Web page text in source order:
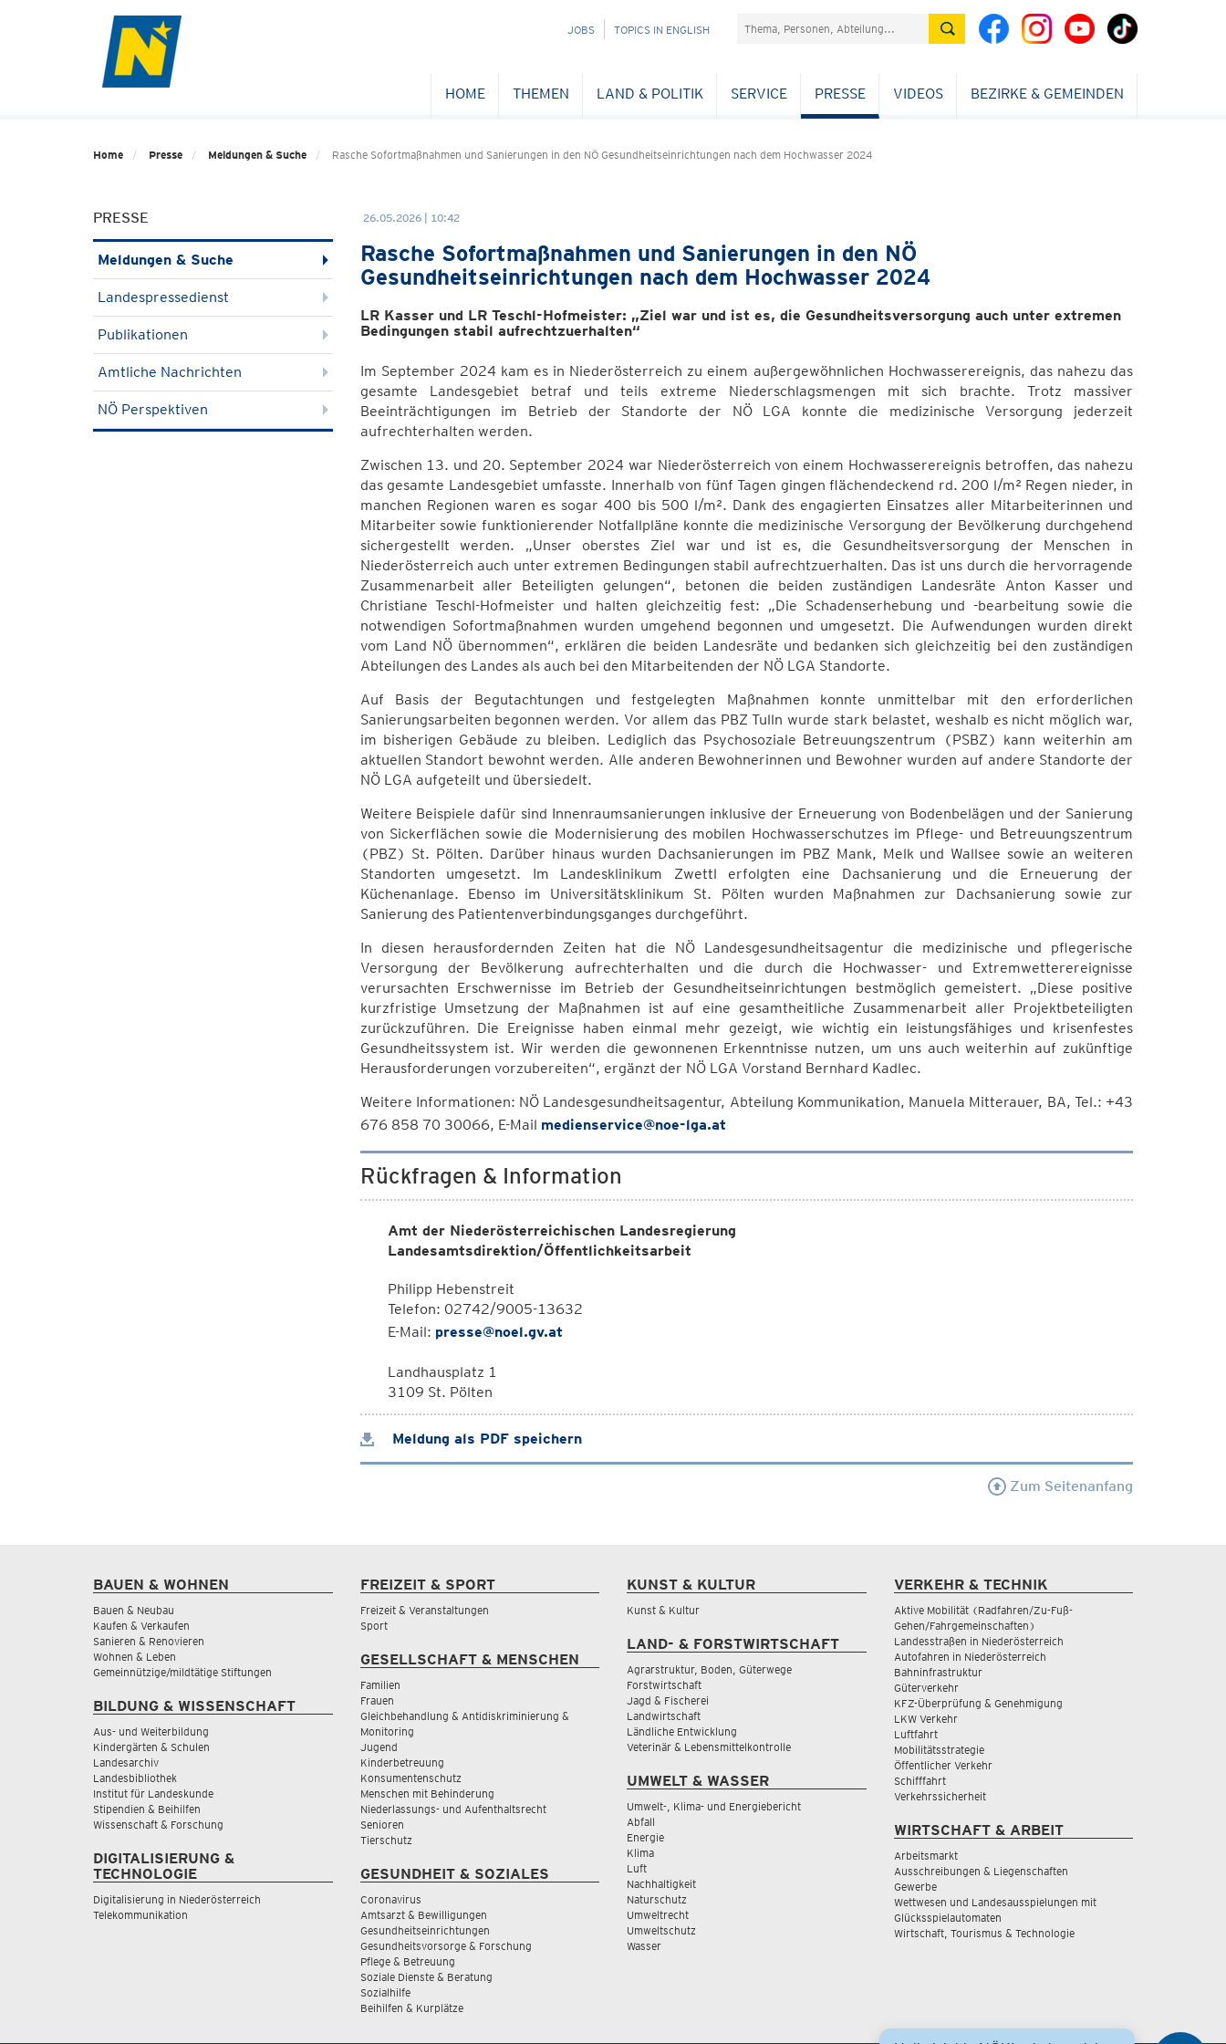
NAVIGATION
JOBS TOPICS IN ENGLISH Suchefeld
HOME THEMEN LAND & POLITIK SERVICE PRESSE VIDEOS BEZIRKE & GEMEINDEN
Home Presse Meldungen & Suche Rasche Sofortmaßnahmen und Sanierungen in den NÖ Gesundheitseinrichtungen nach dem Hochwasser 2024
PRESSE
Meldungen & Suche
Landespressedienst
Publikationen
Amtliche Nachrichten
NÖ Perspektiven
26.05.2026 | 10:42
Rasche Sofortmaßnahmen und Sanierungen in den NÖ
Gesundheitseinrichtungen nach dem Hochwasser 2024
LR Kasser und LR Teschl-Hofmeister: „Ziel war und ist es, die Gesundheitsversorgung auch unter extremen
Bedingungen stabil aufrechtzuerhalten“
Im September 2024 kam es in Niederösterreich zu einem außergewöhnlichen Hochwasserereignis, das nahezu das
gesamte Landesgebiet betraf und teils extreme Niederschlagsmengen mit sich brachte. Trotz massiver
Beeinträchtigungen im Betrieb der Standorte der NÖ LGA konnte die medizinische Versorgung jederzeit
aufrechterhalten werden.
Zwischen 13. und 20. September 2024 war Niederösterreich von einem Hochwasserereignis betroffen, das nahezu
das gesamte Landesgebiet umfasste. Innerhalb von fünf Tagen gingen flächendeckend rd. 200 l/m² Regen nieder, in
manchen Regionen waren es sogar 400 bis 500 l/m². Dank des engagierten Einsatzes aller Mitarbeiterinnen und
Mitarbeiter sowie funktionierender Notfallpläne konnte die medizinische Versorgung der Bevölkerung durchgehend
sichergestellt werden. „Unser oberstes Ziel war und ist es, die Gesundheitsversorgung der Menschen in
Niederösterreich auch unter extremen Bedingungen stabil aufrechtzuerhalten. Das ist uns durch die hervorragende
Zusammenarbeit aller Beteiligten gelungen“, betonen die beiden zuständigen Landesräte Anton Kasser und
Christiane Teschl-Hofmeister und halten gleichzeitig fest: „Die Schadenserhebung und -bearbeitung sowie die
notwendigen Sofortmaßnahmen wurden umgehend begonnen und umgesetzt. Die Aufwendungen wurden direkt
vom Land NÖ übernommen“, erklären die beiden Landesräte und bedanken sich gleichzeitig bei den zuständigen
Abteilungen des Landes als auch bei den Mitarbeitenden der NÖ LGA Standorte.
Auf Basis der Begutachtungen und festgelegten Maßnahmen konnte unmittelbar mit den erforderlichen
Sanierungsarbeiten begonnen werden. Vor allem das PBZ Tulln wurde stark belastet, weshalb es nicht möglich war,
im bisherigen Gebäude zu bleiben. Lediglich das Psychosoziale Betreuungszentrum (PSBZ) kann weiterhin am
aktuellen Standort bewohnt werden. Alle anderen Bewohnerinnen und Bewohner wurden auf andere Standorte der
NÖ LGA aufgeteilt und übersiedelt.
Weitere Beispiele dafür sind Innenraumsanierungen inklusive der Erneuerung von Bodenbelägen und der Sanierung
von Sickerflächen sowie die Modernisierung des mobilen Hochwasserschutzes im Pflege- und Betreuungszentrum
(PBZ) St. Pölten. Darüber hinaus wurden Dachsanierungen im PBZ Mank, Melk und Wallsee sowie an weiteren
Standorten umgesetzt. Im Landesklinikum Zwettl erfolgten eine Dachsanierung und die Erneuerung der
Küchenanlage. Ebenso im Universitätsklinikum St. Pölten wurden Maßnahmen zur Dachsanierung sowie zur
Sanierung des Patientenverbindungsganges durchgeführt.
In diesen herausfordernden Zeiten hat die NÖ Landesgesundheitsagentur die medizinische und pflegerische
Versorgung der Bevölkerung aufrechterhalten und die durch die Hochwasser- und Extremwetterereignisse
verursachten Erschwernisse im Betrieb der Gesundheitseinrichtungen bestmöglich gemeistert. „Diese positive
kurzfristige Umsetzung der Maßnahmen ist auf eine gesamtheitliche Zusammenarbeit aller Projektbeteiligten
zurückzuführen. Die Ereignisse haben einmal mehr gezeigt, wie wichtig ein leistungsfähiges und krisenfestes
Gesundheitssystem ist. Wir werden die gewonnenen Erkenntnisse nutzen, um uns auch weiterhin auf zukünftige
Herausforderungen vorzubereiten“, ergänzt der NÖ LGA Vorstand Bernhard Kadlec.
Weitere Informationen: NÖ Landesgesundheitsagentur, Abteilung Kommunikation, Manuela Mitterauer, BA, Tel.: +43
676 858 70 30066, E-Mail medienservice@noe-lga.at
Rückfragen & Information
Amt der Niederösterreichischen Landesregierung
Landesamtsdirektion/Öffentlichkeitsarbeit
Philipp Hebenstreit
Telefon: 02742/9005-13632
E-Mail: presse@noel.gv.at
Landhausplatz 1
3109 St. Pölten
Meldung als PDF speichern
Zum Seitenanfang
BAUEN & WOHNEN
Bauen & Neubau
Kaufen & Verkaufen
Sanieren & Renovieren
Wohnen & Leben
Gemeinnützige/mildtätige Stiftungen
BILDUNG & WISSENSCHAFT
Aus- und Weiterbildung
Kindergärten & Schulen
Landesarchiv
Landesbibliothek
Institut für Landeskunde
Stipendien & Beihilfen
Wissenschaft & Forschung
DIGITALISIERUNG &
TECHNOLOGIE
Digitalisierung in Niederösterreich
Telekommunikation
FREIZEIT & SPORT
Freizeit & Veranstaltungen
Sport
GESELLSCHAFT & MENSCHEN
Familien
Frauen
Gleichbehandlung & Antidiskriminierung &
Monitoring
Jugend
Kinderbetreuung
Konsumentenschutz
Menschen mit Behinderung
Niederlassungs- und Aufenthaltsrecht
Senioren
Tierschutz
GESUNDHEIT & SOZIALES
Coronavirus
Amtsarzt & Bewilligungen
Gesundheitseinrichtungen
Gesundheitsvorsorge & Forschung
Pflege & Betreuung
Soziale Dienste & Beratung
Sozialhilfe
Beihilfen & Kurplätze
KUNST & KULTUR
Kunst & Kultur
LAND- & FORSTWIRTSCHAFT
Agrarstruktur, Boden, Güterwege
Forstwirtschaft
Jagd & Fischerei
Landwirtschaft
Ländliche Entwicklung
Veterinär & Lebensmittelkontrolle
UMWELT & WASSER
Umwelt-, Klima- und Energiebericht
Abfall
Energie
Klima
Luft
Nachhaltigkeit
Naturschutz
Umweltrecht
Umweltschutz
Wasser
VERKEHR & TECHNIK
Aktive Mobilität (Radfahren/Zu-Fuß-
Gehen/Fahrgemeinschaften)
Landesstraßen in Niederösterreich
Autofahren in Niederösterreich
Bahninfrastruktur
Güterverkehr
KFZ-Überprüfung & Genehmigung
LKW Verkehr
Luftfahrt
Mobilitätsstrategie
Öffentlicher Verkehr
Schifffahrt
Verkehrssicherheit
WIRTSCHAFT & ARBEIT
Arbeitsmarkt
Ausschreibungen & Liegenschaften
Gewerbe
Wettwesen und Landesausspielungen mit
Glücksspielautomaten
Wirtschaft, Tourismus & Technologie